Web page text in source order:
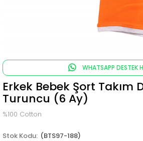
WHATSAPP DESTEK
Erkek Bebek Şort Takım
Turuncu (6 Ay)
%100 Cotton
(BTS97-188)